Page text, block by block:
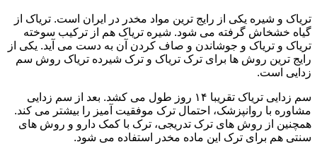
تریاک و شیره یکی از رایج ترین مواد مخدر در ایران است. تریاک از
گیاه خشخاش گرفته می شود. شیره تریاک هم از ترکیب سوخته
تریاک و تریاک و جوشاندن و صاف کردن آن به دست می آید. یکی از
رایج ترین روش ها برای ترک تریاک و ترک شیرده تریاک روش سم
زدایی است.
سم زدایی تریاک تقریبا ۱۴ روز طول می کشد. بعد از سم زدایی
مشاوره با روانپزشک، احتمال ترک موفقیت آمیز را بیشتر می کند.
همچنین از روش های ترک تدریجی، ترک با کمک دارو و روش های
سنتی هم برای ترک این ماده مخدر استفاده می شود.